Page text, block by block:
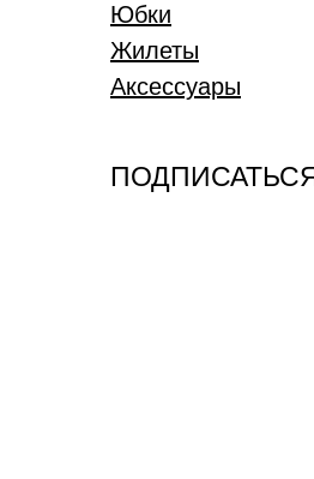
Юбки
Жилеты
Аксессуары